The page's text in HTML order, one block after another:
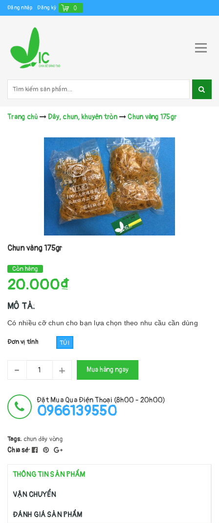
Đăng nhập Đăng ký ()
Trang chủ Dây, chun, khuyên tròn Chun vàng 175gr
Chun vàng 175gr
Còn hàng
20.000₫
MÔ TẢ:
Có nhiều cỡ chun cho bạn lựa chọn theo nhu cầu cần dùng
Đơn vị tính TÚI
- + Mua hàng ngay
Đặt Mua Qua Điện Thoại (8h00 - 20h00)
0966139550
Tags: chun dây vòng
Chia sẻ:
THÔNG TIN SẢN PHẨM
VẬN CHUYỂN
ĐÁNH GIÁ SẢN PHẨM